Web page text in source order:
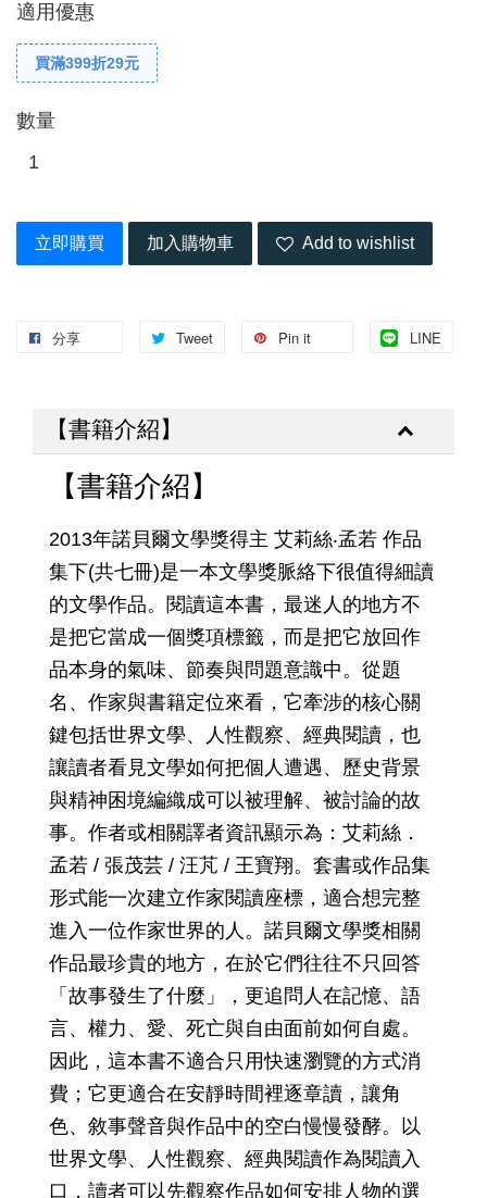
適用優惠
買滿399折29元
數量
立即購買 加入購物車 Add to wishlist
分享 Tweet Pin it LINE
【書籍介紹】
【書籍介紹】
2013年諾貝爾文學獎得主 艾莉絲‧孟若 作品
集下(共七冊)是一本文學獎脈絡下很值得細讀
的文學作品。閱讀這本書，最迷人的地方不
是把它當成一個獎項標籤，而是把它放回作
品本身的氣味、節奏與問題意識中。從題
名、作家與書籍定位來看，它牽涉的核心關
鍵包括世界文學、人性觀察、經典閱讀，也
讓讀者看見文學如何把個人遭遇、歷史背景
與精神困境編織成可以被理解、被討論的故
事。作者或相關譯者資訊顯示為：艾莉絲．
孟若 / 張茂芸 / 汪芃 / 王寶翔。套書或作品集
形式能一次建立作家閱讀座標，適合想完整
進入一位作家世界的人。諾貝爾文學獎相關
作品最珍貴的地方，在於它們往往不只回答
「故事發生了什麼」，更追問人在記憶、語
言、權力、愛、死亡與自由面前如何自處。
因此，這本書不適合只用快速瀏覽的方式消
費；它更適合在安靜時間裡逐章讀，讓角
色、敘事聲音與作品中的空白慢慢發酵。以
世界文學、人性觀察、經典閱讀作為閱讀入
口，讀者可以先觀察作品如何安排人物的選